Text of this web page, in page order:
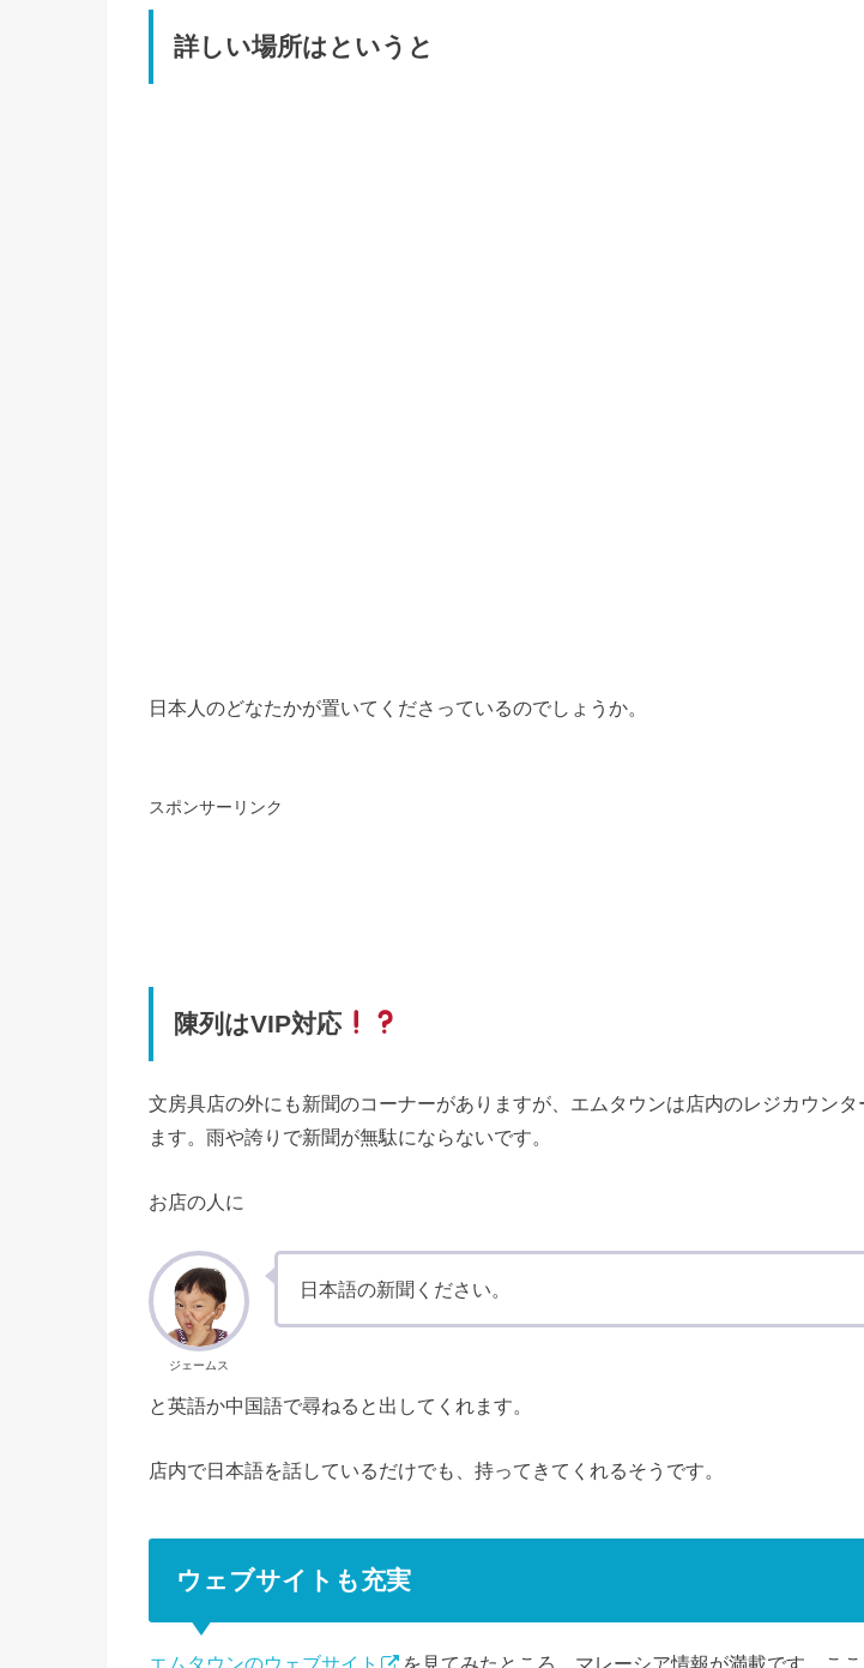
詳しい場所はというと
日本人のどなたかが置いてくださっているのでしょうか。
スポンサーリンク
陳列はVIP対応
文房具店の外にも新聞のコーナーがありますが、エムタウンは店内のレジカウンタ
ます。雨や誇りで新聞が無駄にならないです。
お店の人に
ジェームス
日本語の新聞ください。
と英語か中国語で尋ねると出してくれます。
店内で日本語を話しているだけでも、持ってきてくれるそうです。
ウェブサイトも充実
エムタウンのウェブサイト を見てみたところ、マレーシア情報が満載です。こ